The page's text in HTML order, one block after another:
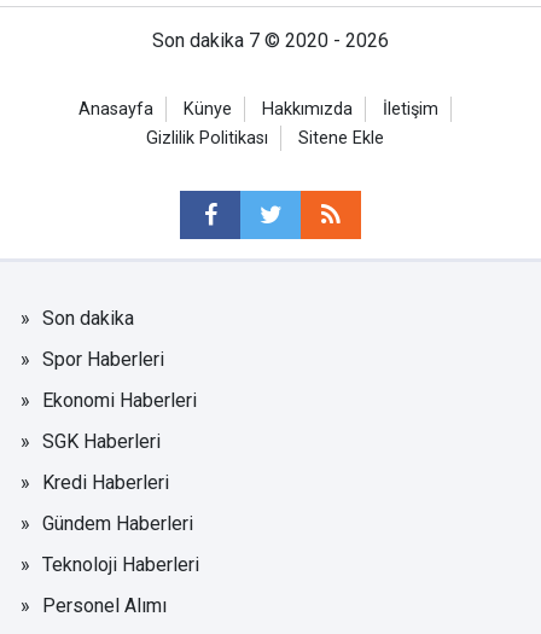
Son dakika 7 © 2020 - 2026
Anasayfa Künye Hakkımızda
İletişim
Gizlilik Politikası
Sitene Ekle
Son dakika
Spor Haberleri
Ekonomi Haberleri
SGK Haberleri
Kredi Haberleri
Gündem Haberleri
Teknoloji Haberleri
Personel Alımı